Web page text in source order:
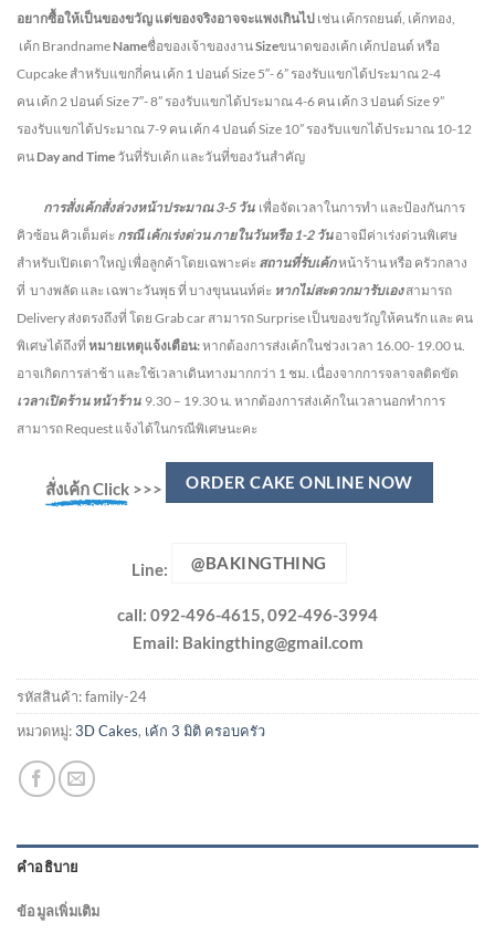
อยากซื้อให้เป็นของขวัญ แต่ของจริงอาจจะแพงเกินไป เช่น เค้กรถยนต์, เค้กทอง,
เค้ก Brandname Nameชื่อของเจ้าของงานSizeขนาดของเค้ก เค้กปอนด์ หรือ
Cupcake สำหรับแขกกี่คน เค้ก 1 ปอนด์ Size 5″- 6” รองรับแขกได้ประมาณ 2-4
คน เค้ก 2 ปอนด์ Size 7″- 8” รองรับแขกได้ประมาณ 4-6 คน เค้ก 3 ปอนด์ Size 9”
รองรับแขกได้ประมาณ 7-9 คน เค้ก 4 ปอนด์ Size 10” รองรับแขกได้ประมาณ 10-12
คน Day and Time วันที่รับเค้ก และวันที่ของวันสำคัญ
การสั่งเค้กสั่งล่วงหน้าประมาณ3-5 วัน เพื่อจัดเวลาในการทำ และป้องกันการ
คิวซ้อน คิวเต็มค่ะ กรณี เค้กเร่งด่วนภายในวันหรือ 1-2 วัน อาจมีค่าเร่งด่วนพิเศษ
สำหรับเปิดเตาใหญ่ เพื่อลูกค้าโดยเฉพาะค่ะ สถานที่รับเค้กหน้าร้าน หรือ ครัวกลาง
ที่ บางพลัด และ เฉพาะวันพุธ ที่ บางขุนนนท์ค่ะ หากไม่สะดวกมารับเองสามารถ
Delivery ส่งตรงถึงที่ โดย Grab car สามารถ Surprise เป็นของขวัญให้คนรัก และ คน
พิเศษได้ถึงที่ หมายเหตุแจ้งเตือน:หากต้องการส่งเค้กในช่วงเวลา 16.00- 19.00 น.
อาจเกิดการล่าช้า และใช้เวลาเดินทางมากกว่า 1 ชม. เนื่องจากการจลาจลติดขัด
เวลาเปิดร้าน หน้าร้าน 9.30 – 19.30 น. หากต้องการส่งเค้กในเวลานอกทำการ
สามารถ Request แจ้งได้ในกรณีพิเศษนะคะ
สั่งเค้ก Click>>> ORDER CAKE ONLINE NOW
Line: @BAKINGTHING
call: 092-496-4615, 092-496-3994
Email: Bakingthing@gmail.com
รหัสสินค้า:family-24
หมวดหมู่:3D Cakes, เค้ก 3 มิติ ครอบครัว
คำอธิบาย
ข้อมูลเพิ่มเติม